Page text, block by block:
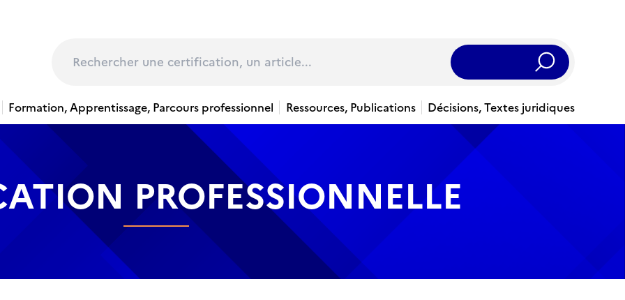
Rechercher
Formation, Apprentissage, Parcours professionnel Ressources, Publications Décisions, Textes juridiques
PROFESSIONNELLE